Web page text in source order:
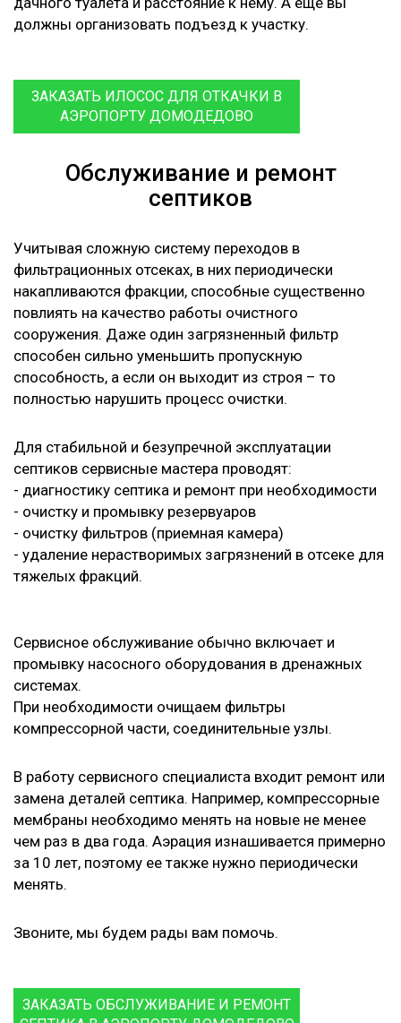
должны организовать подъезд к участку.
ЗАКАЗАТЬ ИЛОСОС ДЛЯ ОТКАЧКИ В
АЭРОПОРТУ ДОМОДЕДОВО
Обслуживание и ремонт
септиков
Учитывая сложную систему переходов в
фильтрационных отсеках, в них периодически
накапливаются фракции, способные существенно
повлиять на качество работы очистного
сооружения. Даже один загрязненный фильтр
способен сильно уменьшить пропускную
способность, а если он выходит из строя – то
полностью нарушить процесс очистки.
Для стабильной и безупречной эксплуатации
септиков сервисные мастера проводят:
- диагностику септика и ремонт при необходимости
- очистку и промывку резервуаров
- очистку фильтров (приемная камера)
- удаление нерастворимых загрязнений в отсеке для
тяжелых фракций.
Сервисное обслуживание обычно включает и
промывку насосного оборудования в дренажных
системах.
При необходимости очищаем фильтры
компрессорной части, соединительные узлы.
В работу сервисного специалиста входит ремонт или
замена деталей септика. Например, компрессорные
мембраны необходимо менять на новые не менее
чем раз в два года. Аэрация изнашивается примерно
за 10 лет, поэтому ее также нужно периодически
менять.
Звоните, мы будем рады вам помочь.
ЗАКАЗАТЬ ОБСЛУЖИВАНИЕ И РЕМОНТ